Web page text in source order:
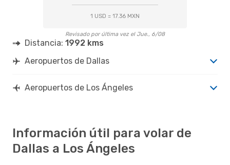
1 USD = 17.36 MXN
Revisado por última vez el Jue., 6/08
Distancia: 1992 kms
Aeropuertos de Dallas
Aeropuertos de Los Ángeles
Información útil para volar de
Dallas a Los Ángeles